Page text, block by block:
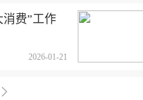
费”工作
2026-01-21